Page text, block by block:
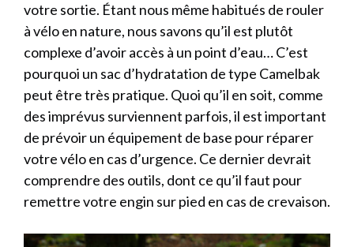
votre sortie. Étant nous même habitués de rouler
à vélo en nature, nous savons qu’il est plutôt
complexe d’avoir accès à un point d’eau… C’est
pourquoi un sac d’hydratation de type Camelbak
peut être très pratique. Quoi qu’il en soit, comme
des imprévus surviennent parfois, il est important
de prévoir un équipement de base pour réparer
votre vélo en cas d’urgence. Ce dernier devrait
comprendre des outils, dont ce qu’il faut pour
remettre votre engin sur pied en cas de crevaison.